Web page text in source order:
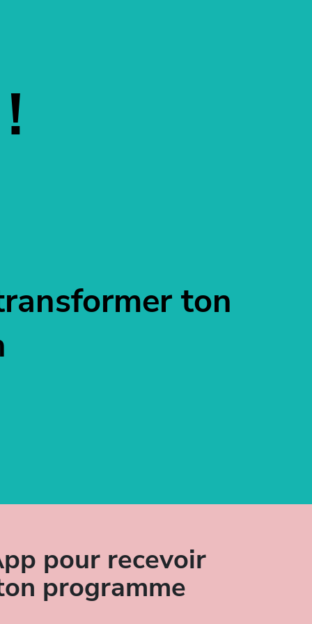
ton
pour recevoir
programme